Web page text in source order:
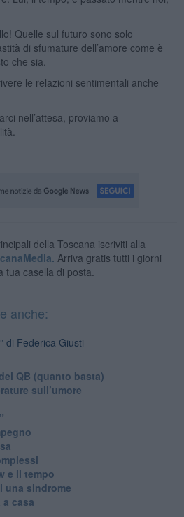
Quelle sul futuro sono solo
di sfumature dell’amore come è
che sia.
le relazioni sentimentali anche
nell’attesa, proviamo a
della Toscana iscriviti alla
Arriva gratis tutti i giorni
casella di posta.
anche:
di Federica Giusti
QB (quanto basta)
sull’umore
e il tempo
una sindrome
casa